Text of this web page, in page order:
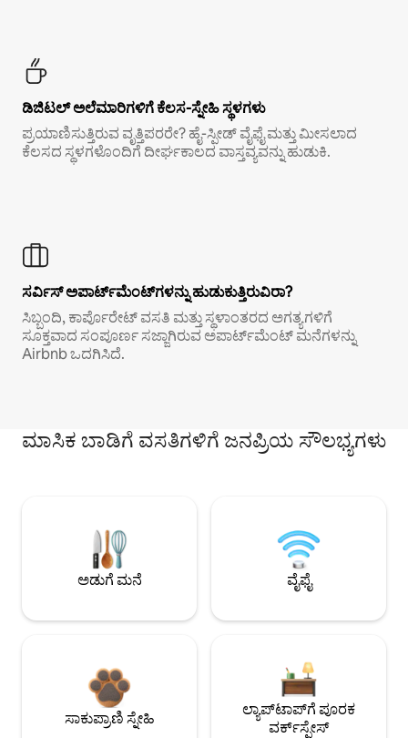
ಡಿಜಿಟಲ್ ಅಲೆಮಾರಿಗಳಿಗೆ ಕೆಲಸ-ಸ್ನೇಹಿ ಸ್ಥಳಗಳು
ಪ್ರಯಾಣಿಸುತ್ತಿರುವ ವೃತ್ತಿಪರರೇ? ಹೈ-ಸ್ಪೀಡ್ ವೈಫೈ ಮತ್ತು ಮೀಸಲಾದ
ಕೆಲಸದ ಸ್ಥಳಗಳೊಂದಿಗೆ ದೀರ್ಘಕಾಲದ ವಾಸ್ತವ್ಯವನ್ನು ಹುಡುಕಿ.
ಸರ್ವಿಸ್ ಅಪಾರ್ಟ್‌ಮೆಂಟ್‌ಗಳನ್ನು ಹುಡುಕುತ್ತಿರುವಿರಾ?
ಸಿಬ್ಬಂದಿ, ಕಾರ್ಪೊರೇಟ್ ವಸತಿ ಮತ್ತು ಸ್ಥಳಾಂತರದ ಅಗತ್ಯಗಳಿಗೆ
ಸೂಕ್ತವಾದ ಸಂಪೂರ್ಣ ಸಜ್ಜಾಗಿರುವ ಅಪಾರ್ಟ್‌ಮೆಂಟ್ ಮನೆಗಳನ್ನು
Airbnb ಒದಗಿಸಿದೆ.
ಮಾಸಿಕ ಬಾಡಿಗೆ ವಸತಿಗಳಿಗೆ ಜನಪ್ರಿಯ ಸೌಲಭ್ಯಗಳು
ಅಡುಗೆ ಮನೆ ವೈಫೈ
ಸಾಕುಪ್ರಾಣಿ ಸ್ನೇಹಿ
ಲ್ಯಾಪ್‌ಟಾಪ್‌ಗೆ ಪೂರಕ
ವರ್ಕ್‌ಸ್ಪೇಸ್